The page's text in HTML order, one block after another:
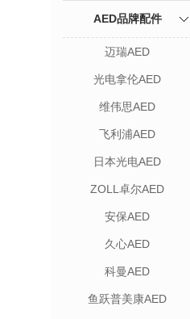
AED品牌配件
迈瑞AED
光电拿伦AED
维伟思AED
飞利浦AED
日本光电AED
ZOLL卓尔AED
安保AED
久心AED
科曼AED
鱼跃普美康AED